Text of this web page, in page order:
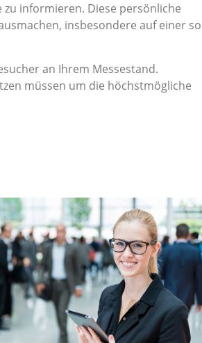
informieren. Diese persönliche
insbesondere auf einer so
an Ihrem Messestand.
müssen um die höchstmögliche